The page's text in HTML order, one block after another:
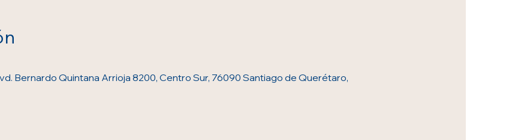
Bernardo Quintana Arrioja 8200, Centro Sur, 76090 Santiago de Querétaro,